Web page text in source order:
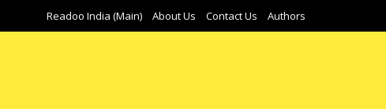
Readoo India (Main) About Us Contact Us Authors